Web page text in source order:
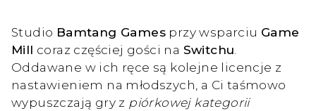
Studio Bamtang Games przy wsparciu Game
Mill coraz częściej gości na Switchu
Oddawane w ich ręce są kolejne licencje z
nastawieniem na młodszych, a Ci taśmowo
wypuszczają gry z piórkowej kategorii